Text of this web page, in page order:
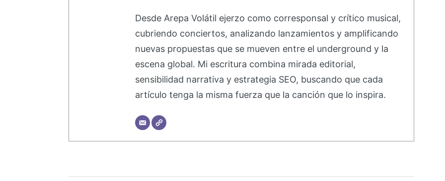
Desde Arepa Volátil ejerzo como corresponsal y crítico musical,
cubriendo conciertos, analizando lanzamientos y amplificando
nuevas propuestas que se mueven entre el underground y la
escena global. Mi escritura combina mirada editorial,
sensibilidad narrativa y estrategia SEO, buscando que cada
artículo tenga la misma fuerza que la canción que lo inspira.